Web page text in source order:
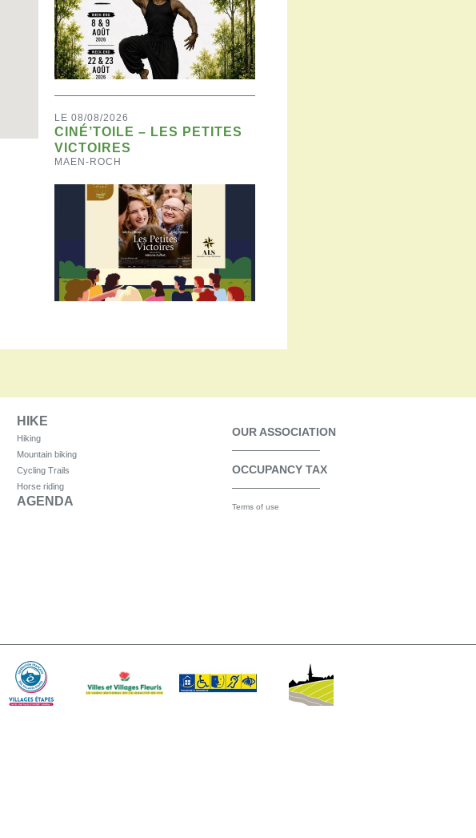
LE 08/08/2026
CINÉ’TOILE – LES PETITES
VICTOIRES
MAEN-ROCH
HIKE
Hiking
Mountain biking
Cycling Trails
Horse riding
AGENDA
OUR ASSOCIATION
OCCUPANCY TAX
Terms of use